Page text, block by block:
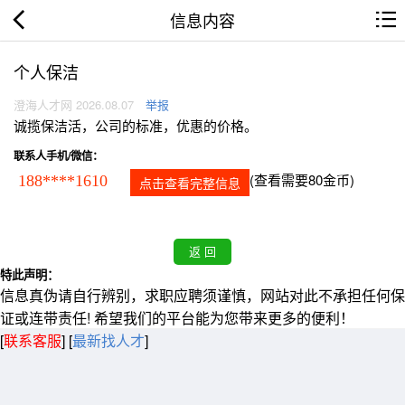
信息内容
个人保洁
澄海人才网 2026.08.07 举报
诚揽保洁活，公司的标准，优惠的价格。
联系人手机/微信：
188****1610 点击查看完整信息 (查看需要80金币)
特此声明：
信息真伪请自行辨别，求职应聘须谨慎，网站对此不承担任何保
证或连带责任! 希望我们的平台能为您带来更多的便利！
[联系客服] [最新找人才]